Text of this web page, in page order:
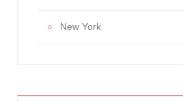
New York